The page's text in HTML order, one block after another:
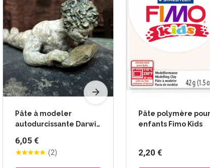
Pâte à modeler
autodurcissante Darwi -
6,05 €
(2)
Pâte polymère pour
enfants Fimo Kids
2,20 €